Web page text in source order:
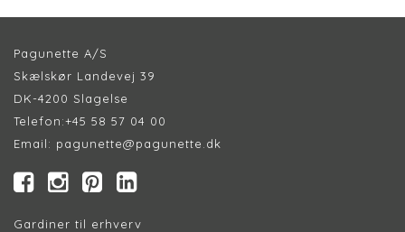
Pagunette A/S
Skælskør Landevej 39
DK-4200 Slagelse
Telefon:+45 58 57 04 00
Email: pagunette@pagunette.dk
Gardiner til erhverv